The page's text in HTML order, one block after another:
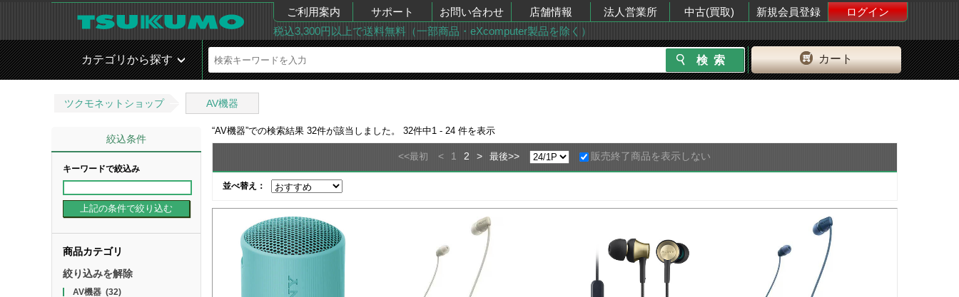
ご利用案内 サポート お問い合わせ 店舗情報 法人営業所 中古(買取) 新規会員登録
ログイン
税込3,300円以上で送料無料（一部商品・eXcomputer製品を除く）
カート
カテゴリから探す
ツクモネットショップ AV機器
絞込条件
キーワードで絞込み
商品カテゴリ
絞り込みを解除
AV機器(32)
“AV機器”での検索結果 32件が該当しました。 32件中1 - 24 件を表示
<<最初 < 1 2 > 最後>> 販売終了商品を表示しない
並べ替え：